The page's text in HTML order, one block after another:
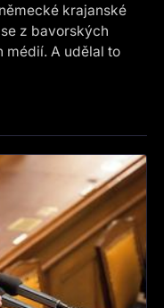
krajanské
z bavorských
médií. A udělal to